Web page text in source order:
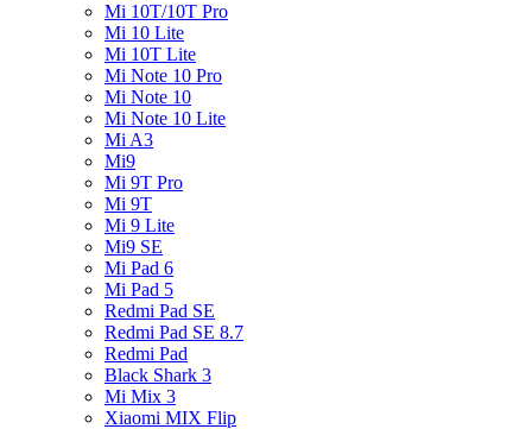
Mi 10T/10T Pro
Mi 10 Lite
Mi 10T Lite
Mi Note 10 Pro
Mi Note 10
Mi Note 10 Lite
Mi A3
Mi9
Mi 9T Pro
Mi 9T
Mi 9 Lite
Mi9 SE
Mi Pad 6
Mi Pad 5
Redmi Pad SE
Redmi Pad SE 8.7
Redmi Pad
Black Shark 3
Mi Mix 3
Xiaomi MIX Flip